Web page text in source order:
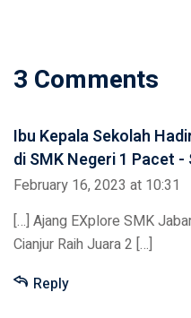
3 Comments
Ibu Kepala Sekolah
di SMK Negeri 1 Pacet
February 16, 2023 at 10:31
[…] Ajang EXplore SMK
Cianjur Raih Juara 2 […]
Reply